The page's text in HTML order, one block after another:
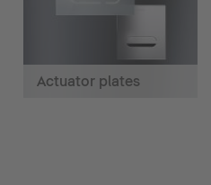
Actuator plates